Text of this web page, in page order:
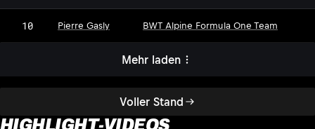
Voller Stand
10 Pierre Gasly BWT Alpine Formula One Team
Mehr laden
HIGHLIGHT-VIDEOS